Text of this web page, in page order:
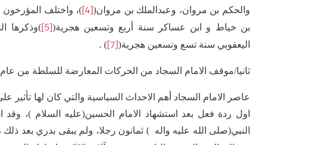
والحكم بن مروان، وعبدالملك بن مروان([4])، واختلف
بن خياط و ابن عساكر سنة أربع وتسعين هجرية([5])وذكرها
اليعقوبي سنة تسع وتسعين هجرية([7]
) .
ثانيا/موقف الامام السجاد من الحركات المعارضة للسلطة من عام( 63-
عاصر الامام السجاد أهم الاحداث السياسية والتي كان لها تأثير
اول ردة فعل بعد استشهاد الامام الحسين(عليه السلام )،
النبي(صلى الله عليه واله ) ثمانون رجلا، ولم يبقى بدري بعد